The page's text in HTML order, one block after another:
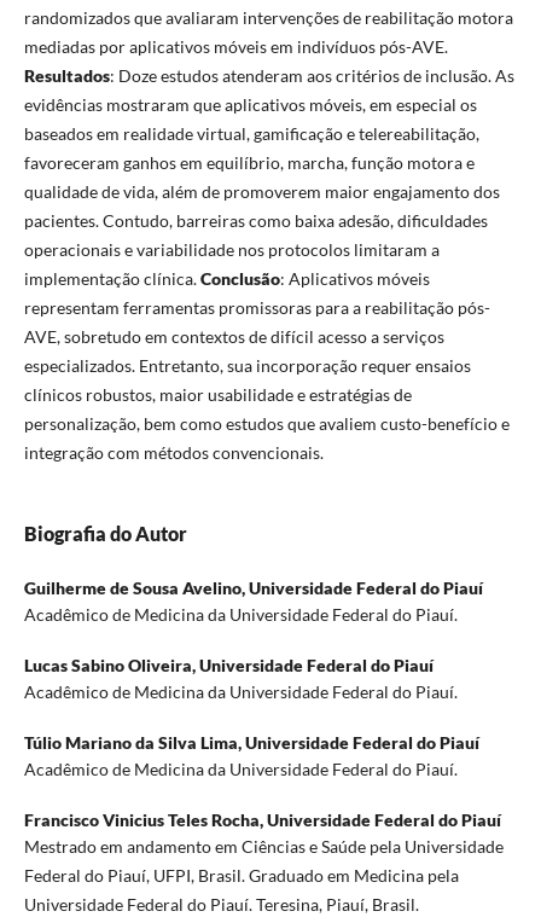
randomizados que avaliaram intervenções de reabilitação motora
mediadas por aplicativos móveis em indivíduos pós-AVE.
Resultados: Doze estudos atenderam aos critérios de inclusão. As
evidências mostraram que aplicativos móveis, em especial os
baseados em realidade virtual, gamificação e telereabilitação,
favoreceram ganhos em equilíbrio, marcha, função motora e
qualidade de vida, além de promoverem maior engajamento dos
pacientes. Contudo, barreiras como baixa adesão, dificuldades
operacionais e variabilidade nos protocolos limitaram a
implementação clínica.Conclusão: Aplicativos móveis
representam ferramentas promissoras para a reabilitação pós-
AVE, sobretudo em contextos de difícil acesso a serviços
especializados. Entretanto, sua incorporação requer ensaios
clínicos robustos, maior usabilidade e estratégias de
personalização, bem como estudos que avaliem custo-benefício e
integração com métodos convencionais.
Biografia do Autor
Guilherme de Sousa Avelino,Universidade Federal do Piauí
Acadêmico de Medicina da Universidade Federal do Piauí.
Lucas Sabino Oliveira,Universidade Federal do Piauí
Acadêmico de Medicina da Universidade Federal do Piauí.
Túlio Mariano da Silva Lima,Universidade Federal do Piauí
Acadêmico de Medicina da Universidade Federal do Piauí.
Francisco Vinicius Teles Rocha,Universidade Federal do Piauí
Mestrado em andamento em Ciências e Saúde pela Universidade
Federal do Piauí, UFPI, Brasil. Graduado em Medicina pela
Universidade Federal do Piauí. Teresina, Piauí, Brasil.